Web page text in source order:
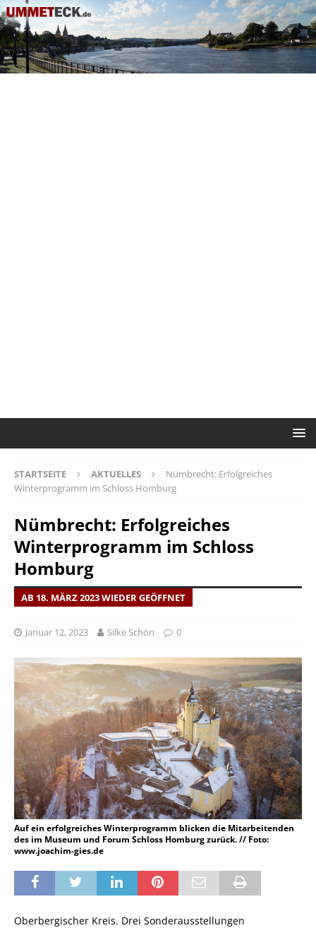
STARTSEITE AKTUELLES
Nümbrecht: Erfolgreiches
Winterprogramm im Schloss Homburg
Nümbrecht: Erfolgreiches
Winterprogramm im Schloss
Homburg
AB 18. MÄRZ 2023 WIEDER GEÖFFNET
Januar 12, 2023 Silke Schön 0
Auf ein erfolgreiches Winterprogramm blicken die Mitarbeitenden
des im Museum und Forum Schloss Homburg zurück. // Foto:
www.joachim-gies.de
Oberbergischer Kreis. Drei Sonderausstellungen